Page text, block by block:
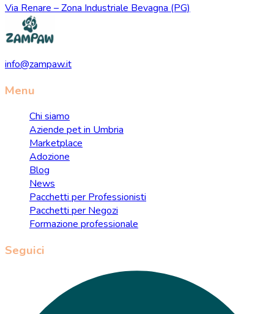
Via Renare – Zona Industriale Bevagna (PG)
info@zampaw.it
Menu
Chi siamo
Aziende pet in Umbria
Marketplace
Adozione
Blog
News
Pacchetti per Professionisti
Pacchetti per Negozi
Formazione professionale
Seguici